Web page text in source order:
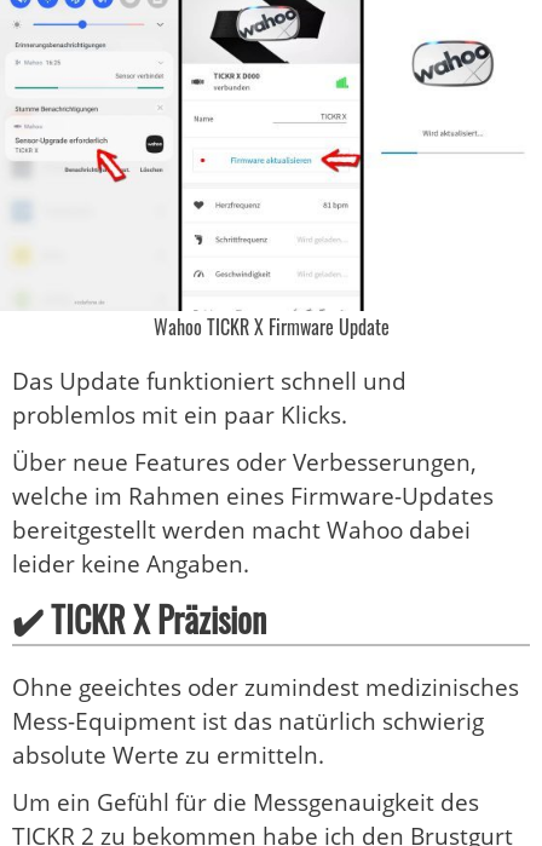
Wahoo TICKR X Firmware Update
Das Update funktioniert schnell und
problemlos mit ein paar Klicks.
Über neue Features oder Verbesserungen,
welche im Rahmen eines Firmware-Updates
bereitgestellt werden macht Wahoo dabei
leider keine Angaben.
✔️ TICKR X Präzision
Ohne geeichtes oder zumindest medizinisches
Mess-Equipment ist das natürlich schwierig
absolute Werte zu ermitteln.
Um ein Gefühl für die Messgenauigkeit des
TICKR 2 zu bekommen habe ich den Brustgurt